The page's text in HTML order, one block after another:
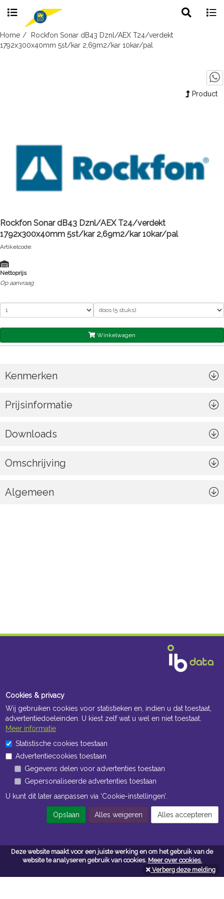
Deze website maakt voor een juiste werking en om het gebruik van de
website te analyseren gebruik van cookies. Meer over cookies.
Verberg deze melding
Skip
to
Home
Rockfon Sonar dB43 Dznl/AEX T24/verdekt
1792x300x40mm 5st/kar 2,69m2/kar 10kar/pal
Product
Rockfon Sonar dB43 Dznl/AEX T24/verdekt
1792x300x40mm 5st/kar 2,69m2/kar 10kar/pal
Artikelcode:
Nettoprijs
Op aanvraag
Winkelwagen
Kenmerken
Prijsinformatie
Downloads
Omschrijving
Algemeen
Openingstijden Kantoor
Openingstijden Magazijn
Navigatie
Algemene voorwaarden
Privacy
Cookies & privacy
Wij gebruiken cookies voor statistieken en, indien u dat toestaat,
advertentiedoeleinden. U kiest zelf wat u wel en niet toestaat.
Meer informatie
Statistische cookies toestaan
Advertentiecookies toestaan
Gegevens delen voor advertenties toestaan
Gepersonaliseerde advertenties toestaan
U kunt dit later aanpassen via ‘Cookie-instellingen’.
Opslaan Alles weigeren Alles accepteren